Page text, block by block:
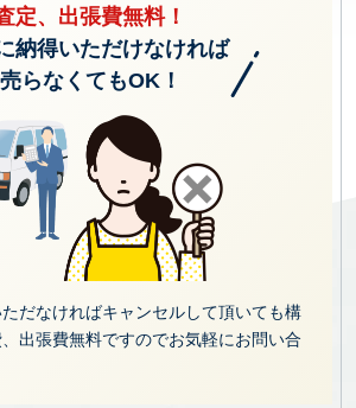
定、出張費無料！
納得いただけなければ
売らなくてもOK！
だなければキャンセルして頂いても構
出張費無料ですのでお気軽にお問い合